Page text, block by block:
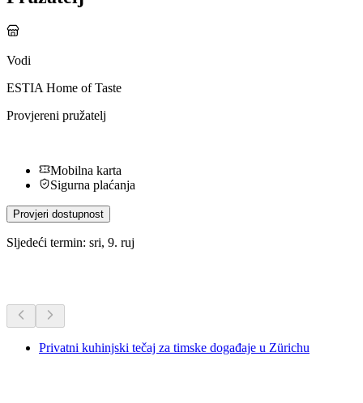
Vodi
ESTIA Home of Taste
Provjereni pružatelj
Mobilna karta
Sigurna plaćanja
Provjeri dostupnost
Sljedeći termin: sri, 9. ruj
Privatni kuhinjski tečaj za timske događaje u Zürichu